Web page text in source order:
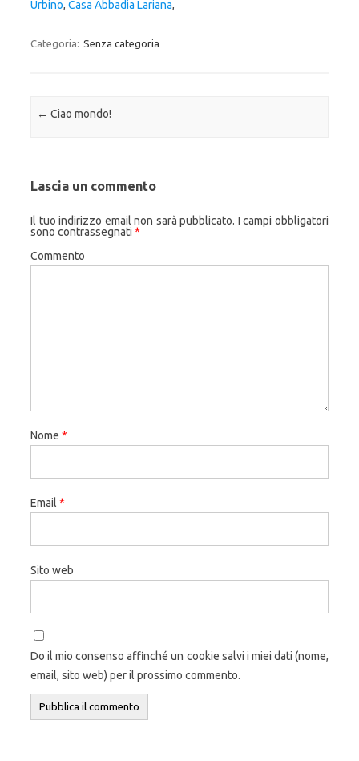
Urbino, Casa Abbadia Lariana,
Categoria: Senza categoria
Navigazione articolo
← Ciao mondo!
Lascia un commento
Il tuo indirizzo email non sarà pubblicato. I campi obbligatori
sono contrassegnati *
Commento
Nome *
Email *
Sito web
Do il mio consenso affinché un cookie salvi i miei dati (nome,
email, sito web) per il prossimo commento.